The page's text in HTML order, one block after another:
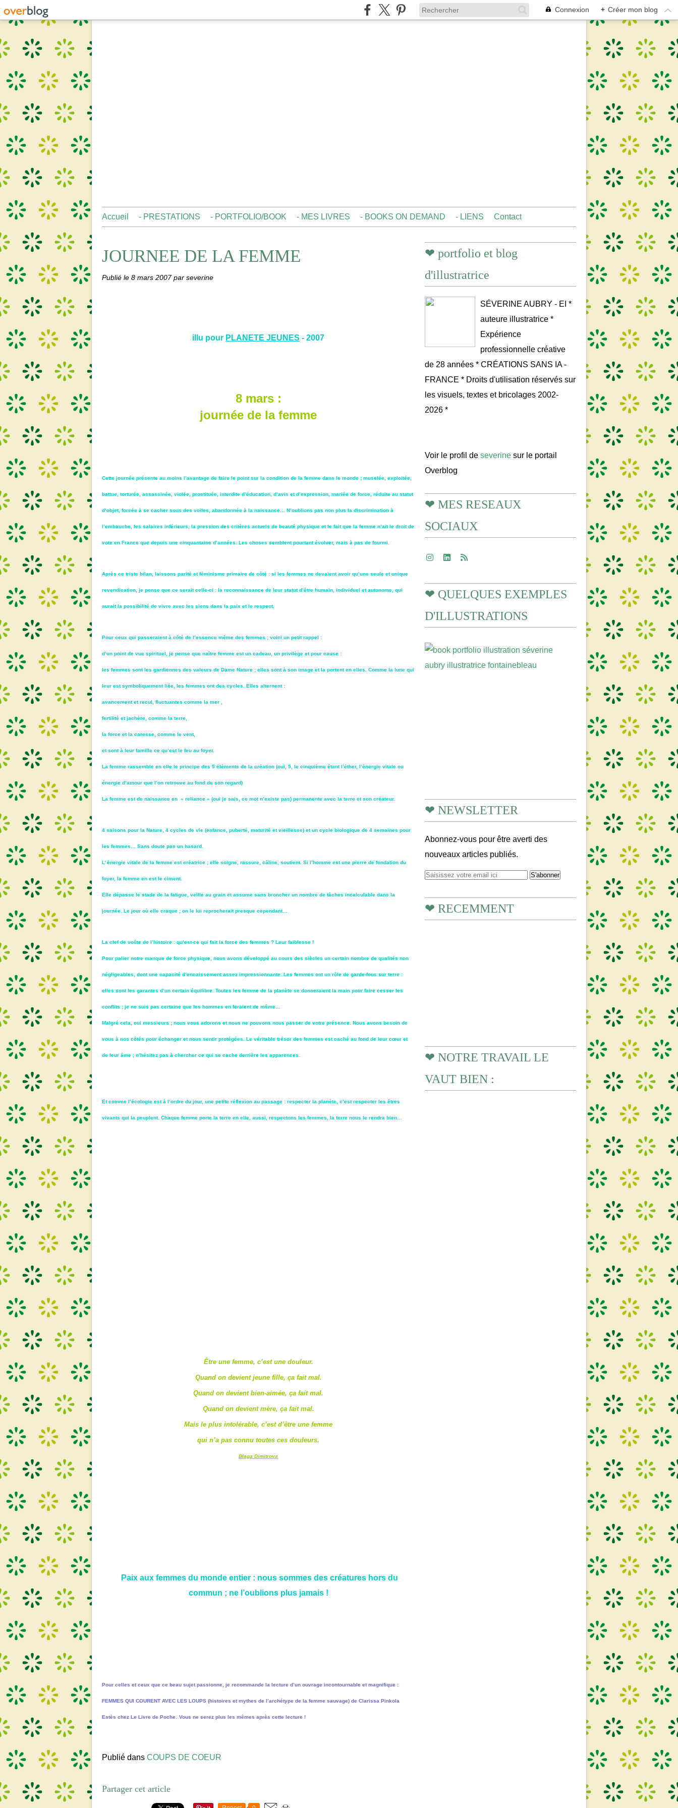
Connexion + Créer mon blog
Accueil - PRESTATIONS - PORTFOLIO/BOOK - MES LIVRES - BOOKS ON DEMAND - LIENS Contact
JOURNEE DE LA FEMME
Publié le 8 mars 2007par severine
illu pour PLANETE JEUNES - 2007
8 mars :
journée de la femme
Cette journée présente au moins l’avantage de faire le point sur la condition de la femme dans le monde ; muselée, exploitée,
battue, torturée, assassinée, violée, prostituée, interdite d’éducation, d’avis et d’expression, mariée de force, réduite au statut
d’objet, forcée à se cacher sous des voiles, abandonnée à la naissance… N’oublions pas non plus la discrimination à
l’embauche, les salaires inférieurs, la pression des critères actuels de beauté physique et le fait que la femme n’ait le droit de
vote en France que depuis une cinquantaine d’années. Les choses semblent pourtant évoluer, mais à pas de fourmi.
Après ce triste bilan, laissons parité et féminisme primaire de côté : si les femmes ne devaient avoir qu’une seule et unique
revendication, je pense que ce serait celle-ci : la reconnaissance de leur statut d’être humain, individuel et autonome, qui
aurait la possibilité de vivre avec les siens dans la paix et le respect.
Pour ceux qui passeraient à côté de l’essence même des femmes ; voici un petit rappel :
d’un point de vue spirituel, je pense que naître femme est un cadeau, un privilège et pour cause :
les femmes sont les gardiennes des valeurs de Dame Nature ; elles sont à son image et la portent en elles. Comme la lune qui
leur est symboliquement liée, les femmes ont des cycles. Elles alternent :
avancement et recul, fluctuantes comme la mer ,
fertilité et jachère, comme la terre,
la force et la caresse, comme le vent,
et sont à leur famille ce qu’est le feu au foyer.
La femme rassemble en elle le principe des 5 éléments de la création (oui, 5, le cinquième étant l’éther, l’énergie vitale ou
énergie d’amour que l’on retrouve au fond de son regard)
La femme est de naissance en « reliance » (oui je sais, ce mot n’existe pas) permanente avec la terre et son créateur.
4 saisons pour la Nature, 4 cycles de vie (enfance, puberté, maturité et vieillesse) et un cycle biologique de 4 semaines pour
les femmes… Sans doute pas un hasard.
L’ énergie vitale de la femme est créatrice ; elle soigne, rassure, câline, soutient. Si l’homme est une pierre de fondation du
foyer, la femme en est le ciment.
Elle dépasse le stade de la fatigue, veille au grain et assume sans broncher un nombre de tâches incalculable dans la
journée. Le jour où elle craque ; on le lui reprocherait presque cependant…
La clef de voûte de l’histoire : qu’est-ce qui fait la force des femmes ? Leur faiblesse !
Pour palier notre manque de force physique, nous avons développé au cours des siècles un certain nombre de qualités non
négligeables, dont une capacité d’encaissement assez impressionnante. Les femmes ont un rôle de garde-fous sur terre :
elles sont les garantes d’un certain équilibre. Toutes les femme de la planète se donneraient la main pour faire cesser les
conflits ; je ne suis pas certaine que les hommes en feraient de même…
Malgré cela, oui messieurs ; nous vous adorons et nous ne pouvons nous passer de votre présence. Nous avons besoin de
vous à nos côtés pour échanger et nous sentir protégées. Le véritable trésor des femmes est caché au fond de leur cœur et
de leur âme ; n’hésitez pas à chercher ce qui se cache derrière les apparences.
Et comme l’écologie est à l’ordre du jour, une petite réflexion au passage : respecter la planète, c’est respecter les êtres
vivants qui la peuplent. Chaque femme porte la terre en elle, aussi, respectons les femmes, la terre nous le rendra bien…
Être une femme, c’est une douleur.
Quand on devient jeune fille, ça fait mal.
Quand on devient bien-aimée, ça fait mal.
Quand on devient mère, ça fait mal.
Mais le plus intolérable, c’est d’être une femme
qui n’a pas connu toutes ces douleurs.
Blaga Dimitrova
Paix aux femmes du monde entier : nous sommes des créatures hors du
commun ; ne l’oublions plus jamais !
Pour celles et ceux que ce beau sujet passionne, je recommande la lecture d’un ouvrage incontournable et magnifique :
FEMMES QUI COURENT AVEC LES LOUPS (histoires et mythes de l’archétype de la femme sauvage) de Clarissa Pinkola
Estès chez Le Livre de Poche. Vous ne serez plus les mêmes après cette lecture !
Publié dans COUPS DE COEUR
Partager cet article
❤ portfolio et blog
d'illustratrice
SÉVERINE AUBRY - EI *
auteure illustratrice *
Expérience
professionnelle créative
de 28 années * CRÉATIONS SANS IA -
FRANCE * Droits d'utilisation réservés sur
les visuels, textes et bricolages 2002-
2026 *
Voir le profil de severine sur le portail
Overblog
❤ MES RESEAUX
SOCIAUX
❤ QUELQUES EXEMPLES
D'ILLUSTRATIONS
❤ NEWSLETTER
Abonnez-vous pour être averti des
nouveaux articles publiés.
❤ RECEMMENT
❤ NOTRE TRAVAIL LE
VAUT BIEN :